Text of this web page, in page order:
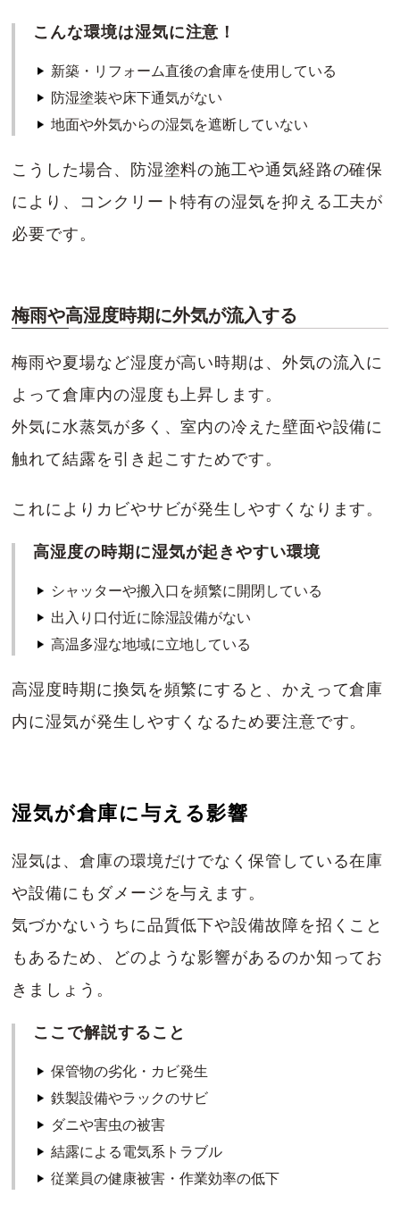
こんな環境は湿気に注意！
新築・リフォーム直後の倉庫を使用している
防湿塗装や床下通気がない
地面や外気からの湿気を遮断していない
こうした場合、防湿塗料の施工や通気経路の確保
により、コンクリート特有の湿気を抑える工夫が
必要です。
梅雨や高湿度時期に外気が流入する
梅雨や夏場など湿度が高い時期は、外気の流入に
よって倉庫内の湿度も上昇します。
外気に水蒸気が多く、室内の冷えた壁面や設備に
触れて結露を引き起こすためです。
これによりカビやサビが発生しやすくなります。
高湿度の時期に湿気が起きやすい環境
シャッターや搬入口を頻繁に開閉している
出入り口付近に除湿設備がない
高温多湿な地域に立地している
高湿度時期に換気を頻繁にすると、かえって倉庫
内に湿気が発生しやすくなるため要注意です。
湿気が倉庫に与える影響
湿気は、倉庫の環境だけでなく保管している在庫
や設備にもダメージを与えます。
気づかないうちに品質低下や設備故障を招くこと
もあるため、どのような影響があるのか知ってお
きましょう。
ここで解説すること
保管物の劣化・カビ発生
鉄製設備やラックのサビ
ダニや害虫の被害
結露による電気系トラブル
従業員の健康被害・作業効率の低下